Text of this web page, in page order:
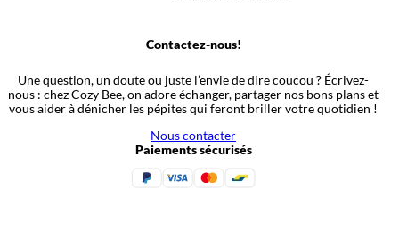
Contactez-nous!
Une question, un doute ou juste l’envie de dire coucou ? Écrivez-
nous : chez Cozy Bee, on adore échanger, partager nos bons plans et
vous aider à dénicher les pépites qui feront briller votre quotidien !
Nous contacter
Paiements sécurisés